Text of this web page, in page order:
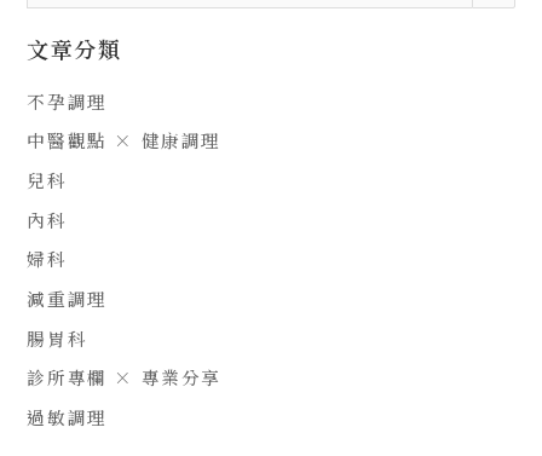
文章分類
不孕調理
中醫觀點 × 健康調理
兒科
內科
婦科
減重調理
腸胃科
診所專欄 × 專業分享
過敏調理